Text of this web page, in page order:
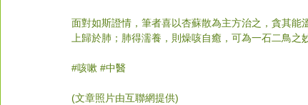
面對如斯證情，筆者喜以杏蘇散為主方治之，貪其
上歸於肺；肺得濡養，則燥咳自癒，可為一石二鳥之
#咳嗽 #中醫
(文章照片由互聯網提供)